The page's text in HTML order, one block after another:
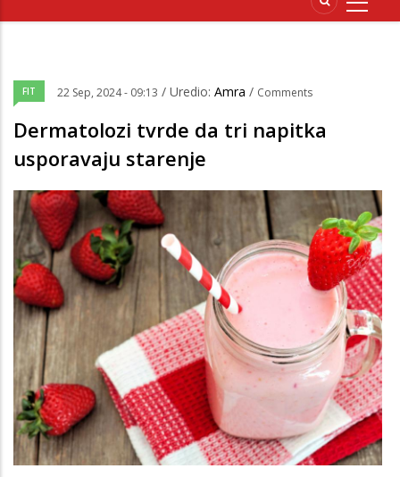
FIT 22 Sep, 2024 - 09:13 / Uredio: Amra / Comments
Dermatolozi tvrde da tri napitka
usporavaju starenje